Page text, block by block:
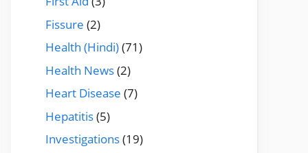
Fissure (2)
Health (Hindi)(71)
Health News(2)
Heart Disease (7)
Hepatitis(5)
Investigations(19)